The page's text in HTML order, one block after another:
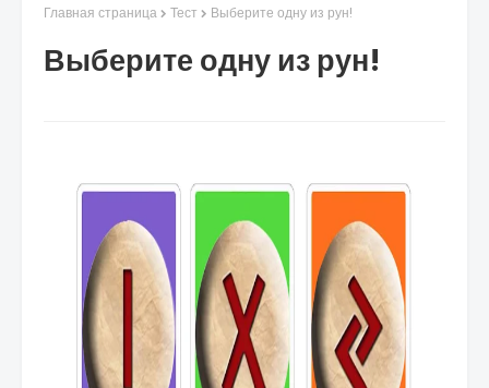
Главная страница Тест Выберите одну из рун!
Выберите одну из рун!